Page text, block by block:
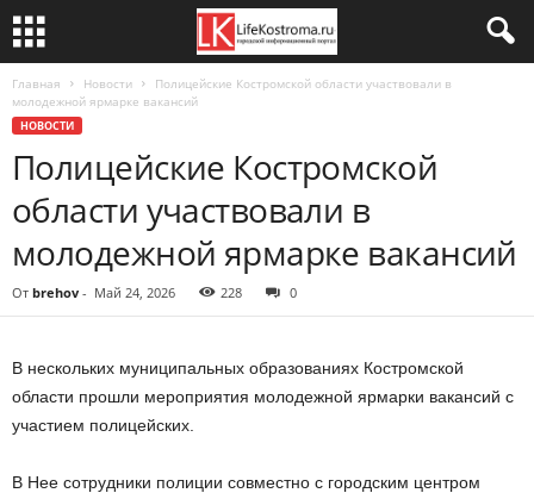
Главная Новости
Полицейские Костромской области участвовали в
молодежной ярмарке вакансий
НОВОСТИ
Полицейские Костромской
области участвовали в
молодежной ярмарке вакансий
От brehov - Май 24, 2026 228 0
В нескольких муниципальных образованиях Костромской
области прошли мероприятия молодежной ярмарки вакансий с
участием полицейских.
В Нее сотрудники полиции совместно с городским центром